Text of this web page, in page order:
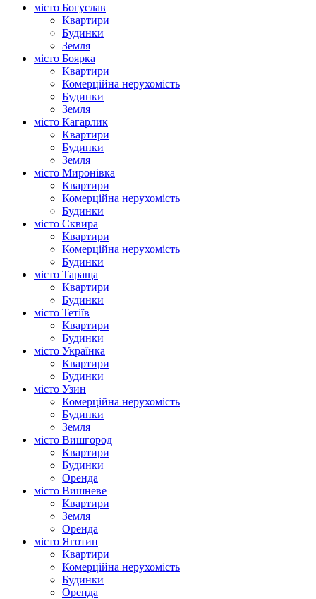
місто Богуслав
Квартири
Будинки
Земля
місто Боярка
Квартири
Комерційна нерухомість
Будинки
Земля
місто Кагарлик
Квартири
Будинки
Земля
місто Миронівка
Квартири
Комерційна нерухомість
Будинки
місто Сквира
Квартири
Комерційна нерухомість
Будинки
місто Тараща
Квартири
Будинки
місто Тетіїв
Квартири
Будинки
місто Українка
Квартири
Будинки
місто Узин
Комерційна нерухомість
Будинки
Земля
місто Вишгород
Квартири
Будинки
Оренда
місто Вишневе
Квартири
Земля
Оренда
місто Яготин
Квартири
Комерційна нерухомість
Будинки
Оренда